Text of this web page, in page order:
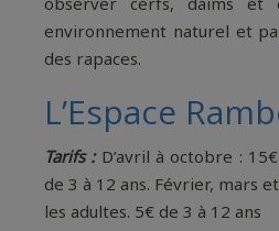
environnement naturel et
des rapaces.
L’Espace
Tarifs :D’avril à octobre :
de 3 à 12 ans. Février, mars
les adultes. 5€ de 3 à 12 ans